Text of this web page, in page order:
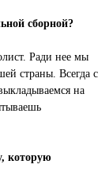
сборной?
Ради нее мы
страны. Всегда с
на
которую